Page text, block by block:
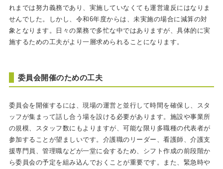
れまでは努力義務であり、実施していなくても運営違反にはなりま
せんでした。しかし、令和6年度からは、未実施の場合に減算の対
象となります。日々の業務で多忙な中ではありますが、具体的に実
施するための工夫がより一層求められることになります。
委員会開催のための工夫
委員会を開催するには、現場の運営と並行して時間を確保し、スタ
ッフが集まって話し合う場を設ける必要があります。施設や事業所
の規模、スタッフ数にもよりますが、可能な限り多職種の代表者が
参加することが望ましいです。介護職のリーダー、看護師、介護支
援専門員、管理職などが一堂に会するため、シフト作成の前段階か
ら委員会の予定を組み込んでおくことが重要です。また、緊急時や